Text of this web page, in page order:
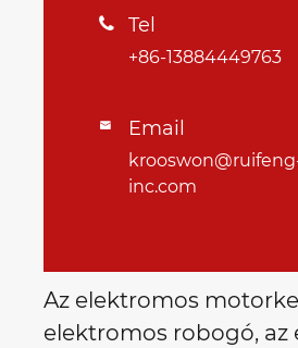
 Tel
+86-13884449763
 Email
inc.com
Az elektromos
elektromos robogó, az